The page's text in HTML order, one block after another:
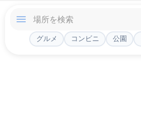
グルメ コンビニ 公園